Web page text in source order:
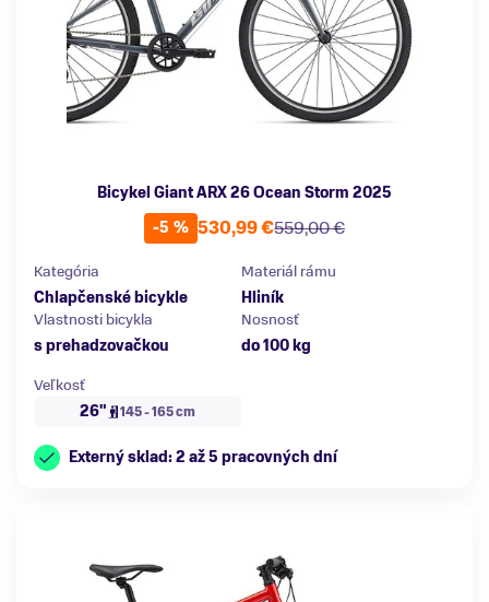
Bicykel Giant ARX 26 Ocean Storm 2025
-5 %
559,00 €
530,99 €
Kategória
Chlapčenské bicykle
Materiál rámu
Hliník
Vlastnosti bicykla
s prehadzovačkou
Nosnosť
do 100 kg
Veľkosť
26"
145 - 165 cm
Externý sklad: 2 až 5 pracovných dní